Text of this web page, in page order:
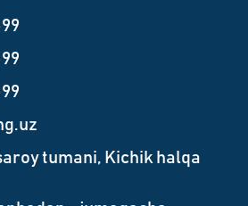
tumani, Kichik halqa